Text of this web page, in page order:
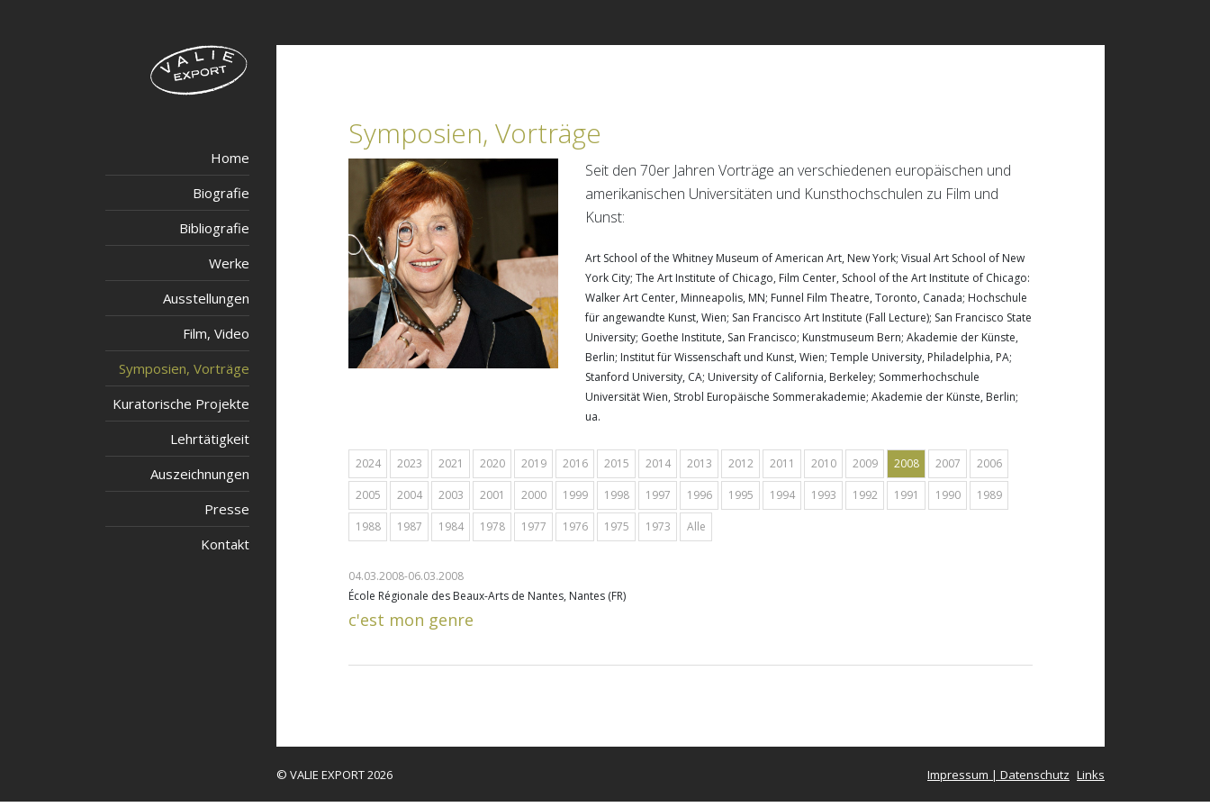
Home
Biografie
Bibliografie
Werke
Ausstellungen
Film, Video
Symposien, Vorträge
Kuratorische Projekte
Lehrtätigkeit
Auszeichnungen
Presse
Kontakt
Symposien, Vorträge
Seit den 70er Jahren Vorträge an verschiedenen europäischen und
amerikanischen Universitäten und Kunsthochschulen zu Film und
Kunst:
Art School of the Whitney Museum of American Art, New York; Visual Art School of New
York City; The Art Institute of Chicago, Film Center, School of the Art Institute of Chicago:
Walker Art Center, Minneapolis, MN; Funnel Film Theatre, Toronto, Canada; Hochschule
für angewandte Kunst, Wien; San Francisco Art Institute (Fall Lecture); San Francisco State
University; Goethe Institute, San Francisco; Kunstmuseum Bern; Akademie der Künste,
Berlin; Institut für Wissenschaft und Kunst, Wien; Temple University, Philadelphia, PA;
Stanford University, CA; University of California, Berkeley; Sommerhochschule
Universität Wien, Strobl Europäische Sommerakademie; Akademie der Künste, Berlin;
ua.
2024 2023 2021 2020 2019 2016 2015 2014 2013 2012 2011 2010 2009 2008 2007 2006
2005 2004 2003 2001 2000 1999 1998 1997 1996 1995 1994 1993 1992 1991 1990 1989
1988 1987 1984 1978 1977 1976 1975 1973 Alle
04.03.2008-06.03.2008
École Régionale des Beaux-Arts de Nantes, Nantes (FR)
c'est mon genre
© VALIE EXPORT 2026 Impressum | Datenschutz Links